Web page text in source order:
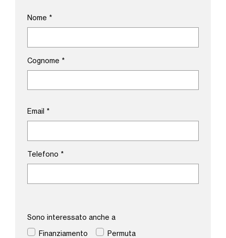
Nome *
Cognome *
Email *
Telefono *
Sono interessato anche a
Finanziamento
Permuta